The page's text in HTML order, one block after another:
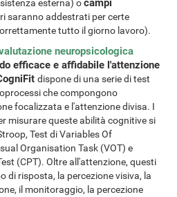
esterna) ocampi
saranno addestrati per certe
tutto il giorno lavoro).
neuropsicologica
efficace e affidabile l'attenzione
dispone di una serie di test
che compongono
focalizzata e l'attenzione divisa. I
misurare queste abilità cognitive si
Test di Variables Of
Organisation Task (VOT) e
(CPT). Oltre all'attenzione, questi
di risposta, la percezione visiva, la
il monitoraggio, la percezione